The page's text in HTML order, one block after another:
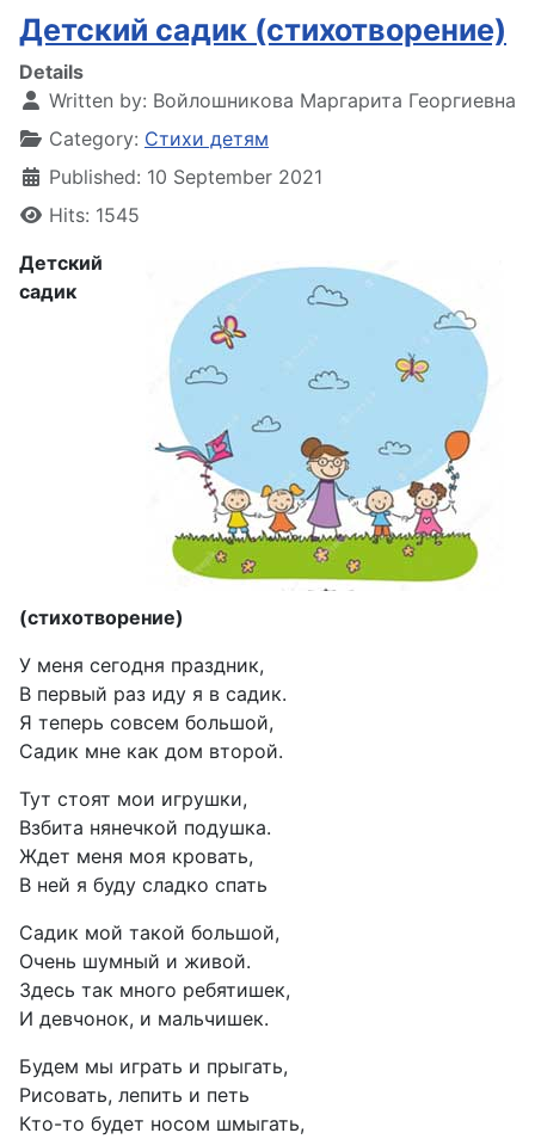
Детский садик (стихотворение)
Details
Written by: Войлошникова Маргарита Георгиевна
Category: Стихи детям
Published: 10 September 2021
Hits: 1545
Детский
садик
(стихотворение)
У меня сегодня праздник,
В первый раз иду я в садик.
Я теперь совсем большой,
Садик мне как дом второй.
Тут стоят мои игрушки,
Взбита нянечкой подушка.
Ждет меня моя кровать,
В ней я буду сладко спать
Садик мой такой большой,
Очень шумный и живой.
Здесь так много ребятишек,
И девчонок, и мальчишек.
Будем мы играть и прыгать,
Рисовать, лепить и петь
Кто-то будет носом шмыгать,